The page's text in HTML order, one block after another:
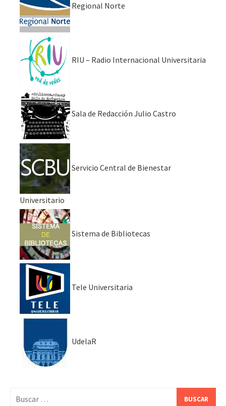
Regional Norte
RIU – Radio Internacional Universitaria
Sala de Redacción Julio Castro
Servicio Central de Bienestar
Universitario
Sistema de Bibliotecas
Tele Universitaria
UdelaR